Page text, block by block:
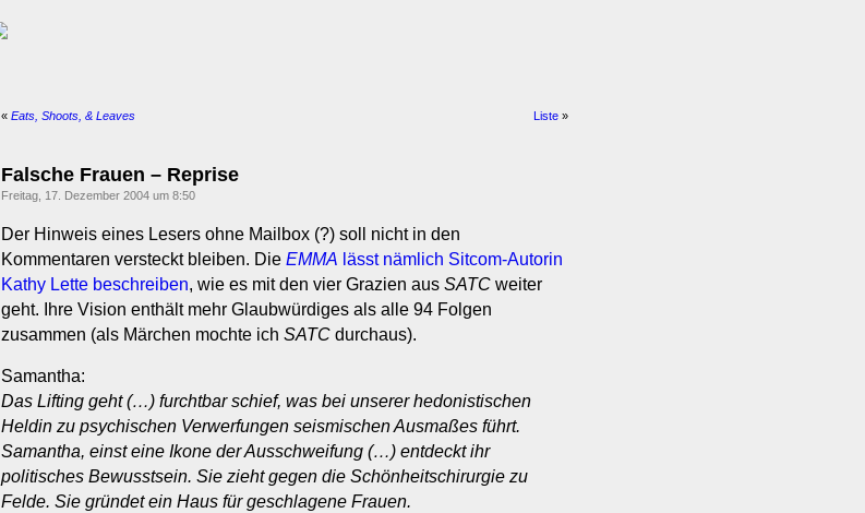
« Eats, Shoots, & Leaves Liste »
Falsche Frauen – Reprise
Freitag, 17. Dezember 2004 um 8:50
Der Hinweis eines Lesers ohne Mailbox (?) soll nicht in den
Kommentaren versteckt bleiben. Die EMMA lässt nämlich Sitcom-Autorin
Kathy Lette beschreiben, wie es mit den vier Grazien aus SATC weiter
geht. Ihre Vision enthält mehr Glaubwürdiges als alle 94 Folgen
zusammen (als Märchen mochte ich SATC durchaus).
Samantha:
Das Lifting geht (…) furchtbar schief, was bei unserer hedonistischen
Heldin zu psychischen Verwerfungen seismischen Ausmaßes führt.
Samantha, einst eine Ikone der Ausschweifung (…) entdeckt ihr
politisches Bewusstsein. Sie zieht gegen die Schönheitschirurgie zu
Felde. Sie gründet ein Haus für geschlagene Frauen.